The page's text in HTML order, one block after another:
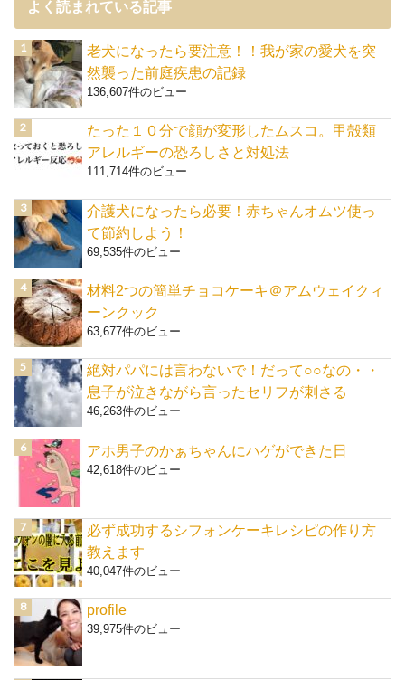
よく読まれている記事
老犬になったら要注意！！我が家の愛犬を突
然襲った前庭疾患の記録
136,607件のビュー
たった１０分で顔が変形したムスコ。甲殻類
アレルギーの恐ろしさと対処法
111,714件のビュー
介護犬になったら必要！赤ちゃんオムツ使っ
て節約しよう！
69,535件のビュー
材料2つの簡単チョコケーキ＠アムウェイクィ
ーンクック
63,677件のビュー
絶対パパには言わないで！だって○○なの・・
息子が泣きながら言ったセリフが刺さる
46,263件のビュー
アホ男子のかぁちゃんにハゲができた日
42,618件のビュー
必ず成功するシフォンケーキレシピの作り方
教えます
40,047件のビュー
profile
39,975件のビュー